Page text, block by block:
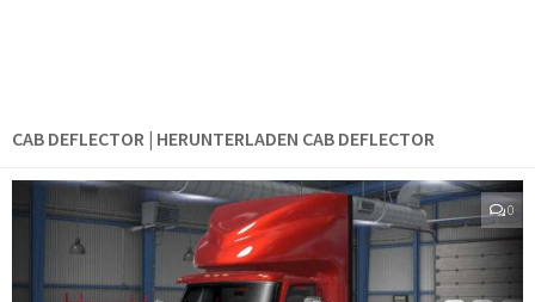
CAB DEFLECTOR | HERUNTERLADEN CAB DEFLECTOR
0